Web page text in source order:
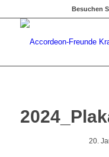
Besuchen
20.